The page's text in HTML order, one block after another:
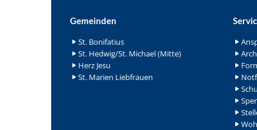
Gemeinden
St. Bonifatius
St. Hedwig/St. Michael (Mitte)
Herz Jesu
St. Marien Liebfrauen